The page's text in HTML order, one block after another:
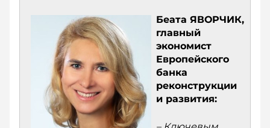
Беата ЯВОРЧИК,
главный
экономист
Европейского
банка
реконструкции
и развития: